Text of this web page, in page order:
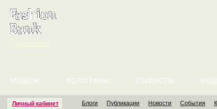
Личный кабинет
МОДЕЛИ ФОТОГРАФЫ СТИЛИСТЫ
Блоги Публикации Новости События